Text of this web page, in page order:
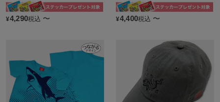
¥4,290税込 〜 ¥4,400税込 〜